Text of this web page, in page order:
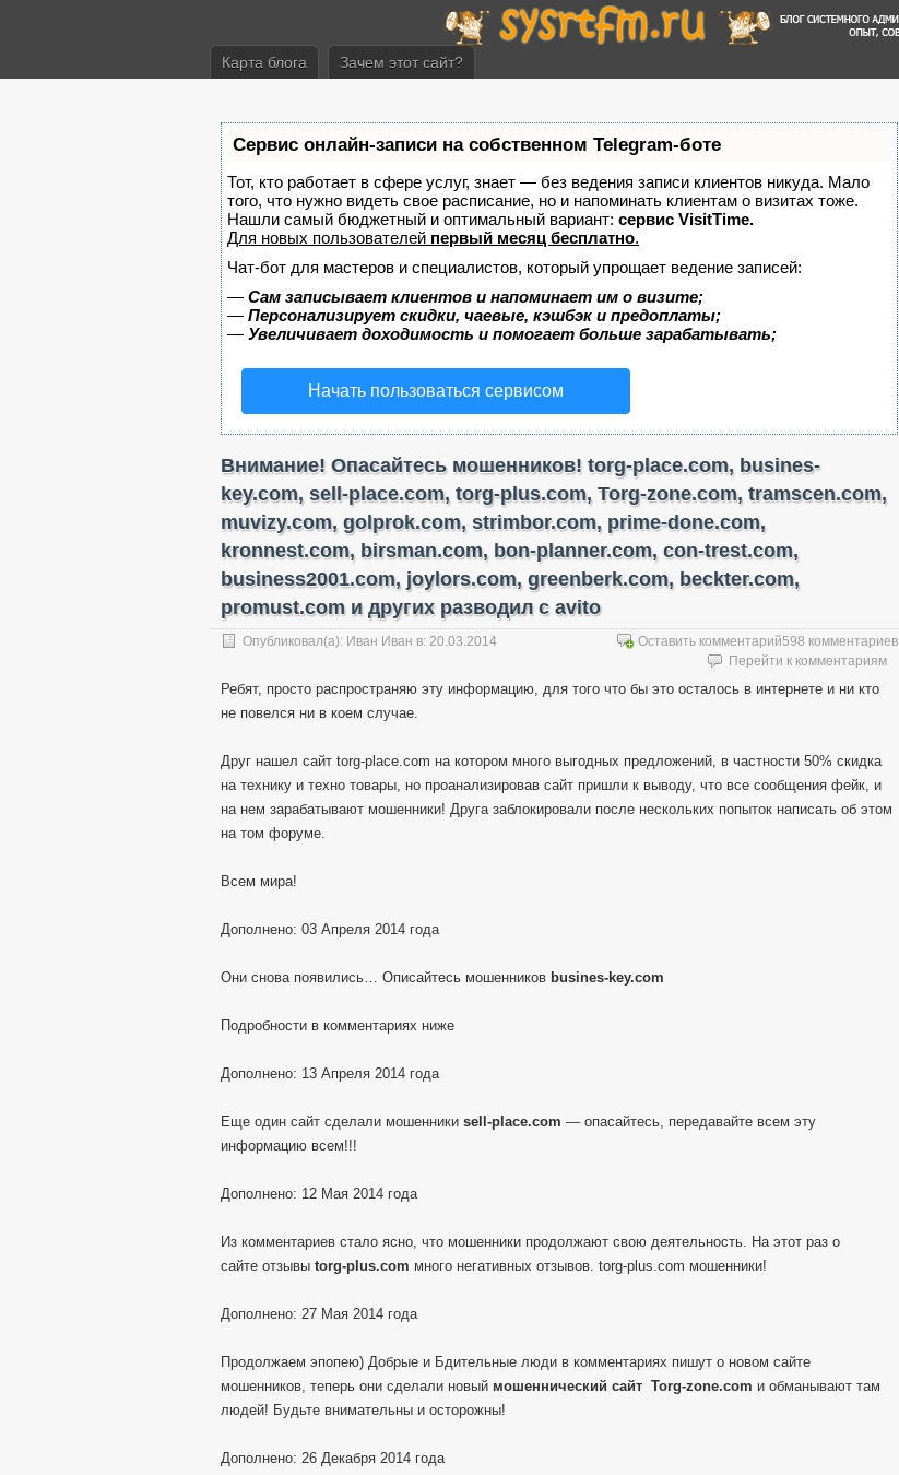
Карта блога Зачем этот сайт?
Сервис онлайн-записи на собственном Telegram-боте
Тот, кто работает в сфере услуг, знает — без ведения записи клиентов никуда. Мало
того, что нужно видеть свое расписание, но и напоминать клиентам о визитах тоже.
Нашли самый бюджетный и оптимальный вариант: сервис VisitTime.
Для новых пользователей первый месяц бесплатно.
Чат-бот для мастеров и специалистов, который упрощает ведение записей:
— Сам записывает клиентов и напоминает им о визите;
— Персонализирует скидки, чаевые, кэшбэк и предоплаты;
— Увеличивает доходимость и помогает больше зарабатывать;
Начать пользоваться сервисом
Внимание! Опасайтесь мошенников! torg-place.com, busines-
key.com, sell-place.com, torg-plus.com, Torg-zone.com, tramscen.com,
muvizy.com, golprok.com, strimbor.com, prime-done.com,
kronnest.com, birsman.com, bon-planner.com, con-trest.com,
business2001.com, joylors.com, greenberk.com, beckter.com,
promust.com и других разводил с avito
Опубликовал(а): Иван Иван в: 20.03.2014 Оставить комментарий598 комментариев
Перейти к комментариям
Ребят, просто распространяю эту информацию, для того что бы это осталось в интернете и ни кто
не повелся ни в коем случае.
Друг нашел сайт torg-place.com на котором много выгодных предложений, в частности 50% скидка
на технику и техно товары, но проанализировав сайт пришли к выводу, что все сообщения фейк, и
на нем зарабатывают мошенники! Друга заблокировали после нескольких попыток написать об этом
на том форуме.
Всем мира!
Дополнено: 03 Апреля 2014 года
Они снова появились… Описайтесь мошенников busines-key.com
Подробности в комментариях ниже
Дополнено: 13 Апреля 2014 года
Еще один сайт сделали мошенники sell-place.com — опасайтесь, передавайте всем эту
информацию всем!!!
Дополнено: 12 Мая 2014 года
Из комментариев стало ясно, что мошенники продолжают свою деятельность. На этот раз о
сайте отзывы torg-plus.com много негативных отзывов. torg-plus.com мошенники!
Дополнено: 27 Мая 2014 года
Продолжаем эпопею) Добрые и Бдительные люди в комментариях пишут о новом сайте
мошенников, теперь они сделали новый мошеннический сайт Torg-zone.com и обманывают там
людей! Будьте внимательны и осторожны!
Дополнено: 26 Декабря 2014 года